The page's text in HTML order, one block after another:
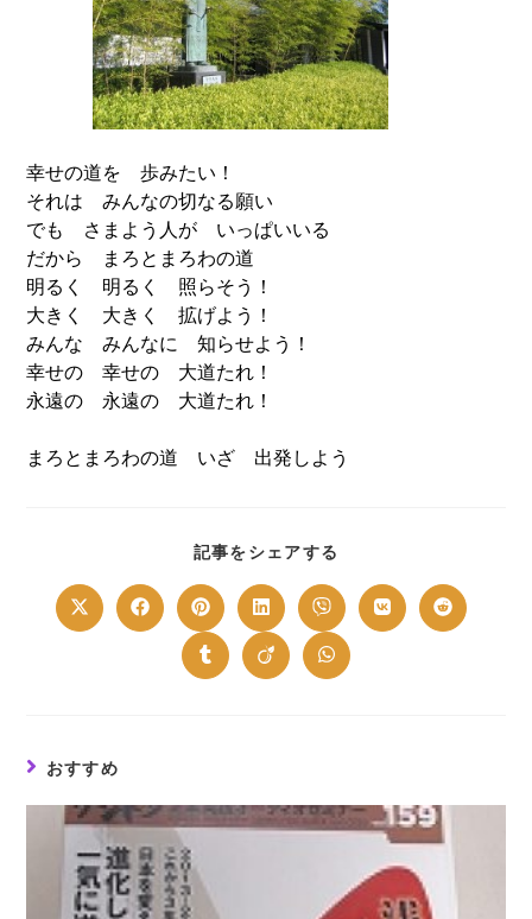
幸せの道を 歩みたい！
それは みんなの切なる願い
でも さまよう人が いっぱいいる
だから まろとまろわの道
明るく 明るく 照らそう！
大きく 大きく 拡げよう！
みんな みんなに 知らせよう！
幸せの 幸せの 大道たれ！
永遠の 永遠の 大道たれ！
まろとまろわの道 いざ 出発しよう
記事をシェアする
CONTENT
Opens
in
Opens
in
window
Opens
in
a
new
window
Opens
in
a
new
window
Opens
in
new
window
Opens
in
Opens
in
Opens
in
Opens
in
Opens
in
おすすめ